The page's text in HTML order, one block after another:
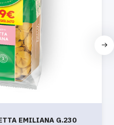
EMILIANA G.230